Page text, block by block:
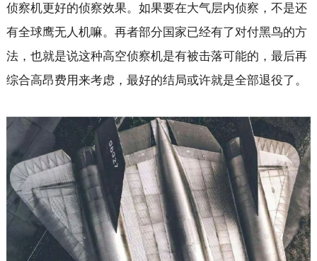
侦察机更好的侦察效果。如果要在大气层内侦察，不是还
有全球鹰无人机嘛。再者部分国家已经有了对付黑鸟的方
法，也就是说这种高空侦察机是有被击落可能的，最后再
综合高昂费用来考虑，最好的结局或许就是全部退役了。